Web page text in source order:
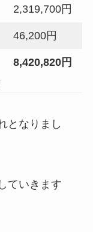
2,319,700円
46,200円
8,420,820円
となりまし
ていきます